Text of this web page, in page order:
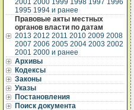
2001 2000 1999 1998 1997 1996
1995 1994 и ранее
Правовые акты местных
органов власти по датам
2013 2012 2011 2010 2009 2008
2007 2006 2005 2004 2003 2002
2001 2000 и ранее
Архивы
Кодексы
Законы
Указы
Постановления
Поиск документа